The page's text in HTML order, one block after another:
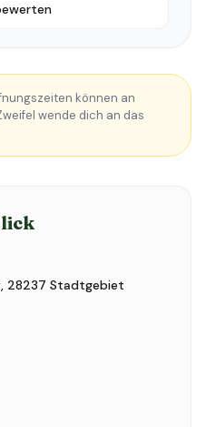
können an
wende dich an das
28237 Stadtgebiet